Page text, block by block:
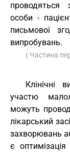
проводяться
особи -
письмової
випробувань.
( Частина
Клінічні
участю
можуть
лікарський
захворювань
є